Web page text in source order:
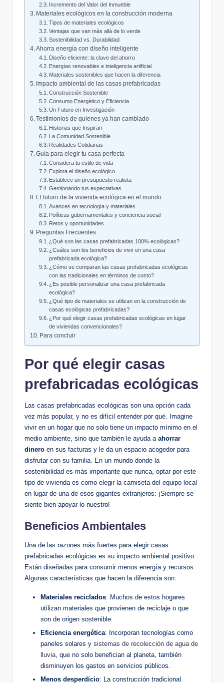
Incremento del Valor del Inmueble
Materiales ecológicos en la construcción moderna
Tipos de materiales ecológicos
Ventajas que van más allá de lo verde
Sostenibilidad vs. Durabilidad
Ahorra energía con diseño inteligente
Diseño eficiente: la clave del ahorro
Energías renovables e inteligencia artificial
Materiales sostenibles que hacen la diferencia
Impacto ambiental de las casas prefabricadas
Construcción Sostenible
Consumo Energético y Eficiencia
Un Futuro en Investigación
Testimonios de quienes ya han cambiado
Historias que Inspiran
La Comunidad Sostenible
Realidades Cotidianas
Guía para elegir tu casa perfecta
Considera tu estilo de vida
Explora el diseño ecológico
Establece un presupuesto realista
Gestionando tus expectativas
El futuro de la vivienda ecológica en el mundo
Avances en tecnología y materiales
Políticas gubernamentales y conciencia social
Retos y oportunidades
Preguntas Frecuentes
¿Qué son las casas prefabricadas 100% ecológicas?
¿Cuáles son los beneficios de vivir en una casa
prefabricada ecológica?
¿Cómo se comparan las casas prefabricadas ecológicas
con las tradicionales en términos de costo?
¿Es posible personalizar una casa prefabricada
ecológica?
¿Qué tipo de materiales se utilizan en la construcción de
casas ecológicas prefabricadas?
¿Por qué elegir casas prefabricadas ecológicas en lugar
de viviendas convencionales?
Para concluir
Por qué elegir casas
prefabricadas ecológicas
Las casas prefabricadas ecológicas son una opción cada
vez más popular, y no es difícil entender por qué. Imagine
vivir en un hogar que no solo tiene un impacto mínimo en el
medio ambiente, sino que también le ayuda a ahorrar
dinero en sus facturas y le da un espacio acogedor para
disfrutar con su familia. En un mundo donde la
sostenibilidad es más importante que nunca, optar por este
tipo de vivienda es como elegir la camiseta del equipo local
en lugar de una de esos gigantes extranjeros: ¡Siempre se
siente bien apoyar lo nuestro!
Beneficios Ambientales
Una de las razones más fuertes para elegir casas
prefabricadas ecológicas es su impacto ambiental positivo.
Están diseñadas para consumir menos energía y recursos.
Algunas características que hacen la diferencia son:
Materiales reciclados: Muchos de estos hogares
utilizan materiales que provienen de reciclaje o que
son de origen sostenible.
Eficiencia energética: Incorporan tecnologías como
paneles solares y sistemas de recolección de agua de
lluvia, que no solo benefician al planeta, también
disminuyen los gastos en servicios públicos.
Menos desperdicio: La construcción tradicional